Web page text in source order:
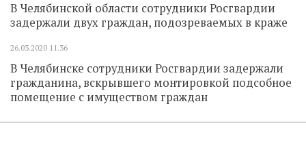
В Челябинской области сотрудники Росгвардии
задержали двух граждан, подозреваемых в краже
26.03.2020 11.36
В Челябинске сотрудники Росгвардии задержали
гражданина, вскрывшего монтировкой подсобное
помещение с имуществом граждан